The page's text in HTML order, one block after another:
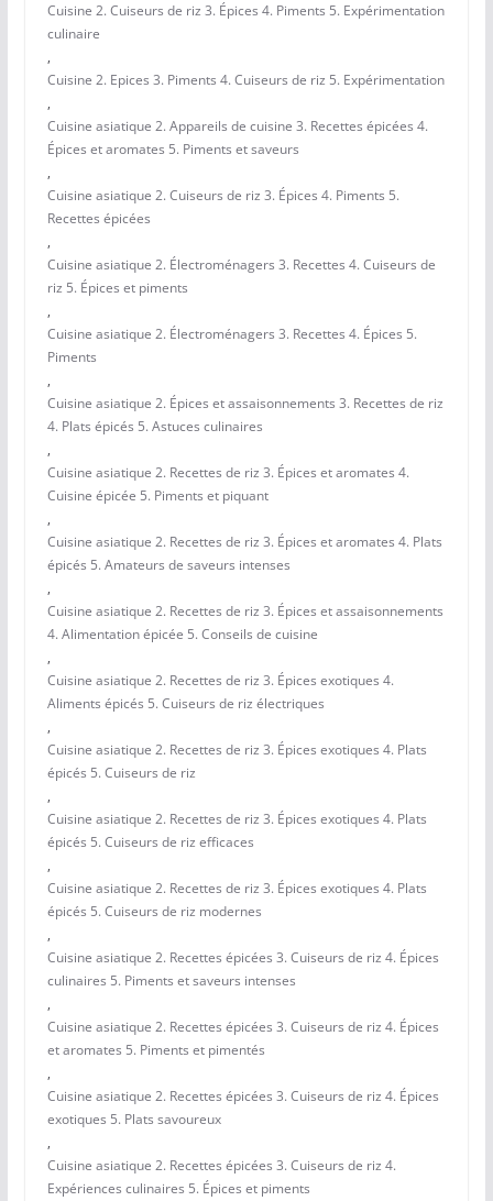
Cuisine 2. Cuiseurs de riz 3. Épices 4. Piments 5. Expérimentation
culinaire
,
Cuisine 2. Epices 3. Piments 4. Cuiseurs de riz 5. Expérimentation
,
Cuisine asiatique 2. Appareils de cuisine 3. Recettes épicées 4.
Épices et aromates 5. Piments et saveurs
,
Cuisine asiatique 2. Cuiseurs de riz 3. Épices 4. Piments 5.
Recettes épicées
,
Cuisine asiatique 2. Électroménagers 3. Recettes 4. Cuiseurs de
riz 5. Épices et piments
,
Cuisine asiatique 2. Électroménagers 3. Recettes 4. Épices 5.
Piments
,
Cuisine asiatique 2. Épices et assaisonnements 3. Recettes de riz
4. Plats épicés 5. Astuces culinaires
,
Cuisine asiatique 2. Recettes de riz 3. Épices et aromates 4.
Cuisine épicée 5. Piments et piquant
,
Cuisine asiatique 2. Recettes de riz 3. Épices et aromates 4. Plats
épicés 5. Amateurs de saveurs intenses
,
Cuisine asiatique 2. Recettes de riz 3. Épices et assaisonnements
4. Alimentation épicée 5. Conseils de cuisine
,
Cuisine asiatique 2. Recettes de riz 3. Épices exotiques 4.
Aliments épicés 5. Cuiseurs de riz électriques
,
Cuisine asiatique 2. Recettes de riz 3. Épices exotiques 4. Plats
épicés 5. Cuiseurs de riz
,
Cuisine asiatique 2. Recettes de riz 3. Épices exotiques 4. Plats
épicés 5. Cuiseurs de riz efficaces
,
Cuisine asiatique 2. Recettes de riz 3. Épices exotiques 4. Plats
épicés 5. Cuiseurs de riz modernes
,
Cuisine asiatique 2. Recettes épicées 3. Cuiseurs de riz 4. Épices
culinaires 5. Piments et saveurs intenses
,
Cuisine asiatique 2. Recettes épicées 3. Cuiseurs de riz 4. Épices
et aromates 5. Piments et pimentés
,
Cuisine asiatique 2. Recettes épicées 3. Cuiseurs de riz 4. Épices
exotiques 5. Plats savoureux
,
Cuisine asiatique 2. Recettes épicées 3. Cuiseurs de riz 4.
Expériences culinaires 5. Épices et piments